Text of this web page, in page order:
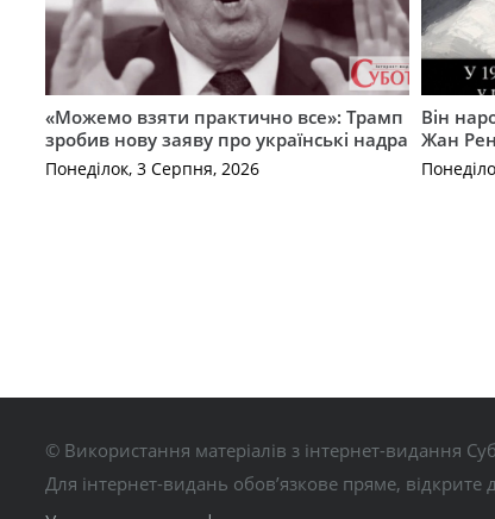
«Можемо взяти практично все»: Трамп
зробив нову заяву про українські надра
Понеділок, 3 Серпня, 2026
Він
Жан
© Використання матеріалів з інтернет-видання
Для інтернет-видань обов’язкове пряме,